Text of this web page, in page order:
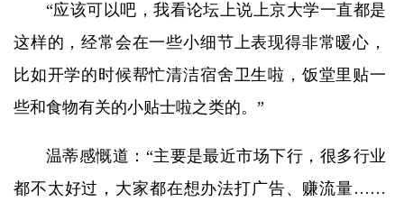
“应该可以吧，我看论坛上说上京大学一直都是
这样的，经常会在一些小细节上表现得非常暖心，
比如开学的时候帮忙清洁宿舍卫生啦，饭堂里贴一
些和食物有关的小贴士啦之类的。”
温蒂感慨道：“主要是最近市场下行，很多行业
都不太好过，大家都在想办法打广告、赚流量……